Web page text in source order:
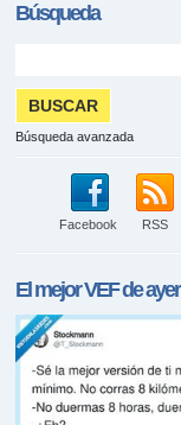
Búsqueda
Búsqueda avanzada
Facebook RSS
El mejorVEFde ayer